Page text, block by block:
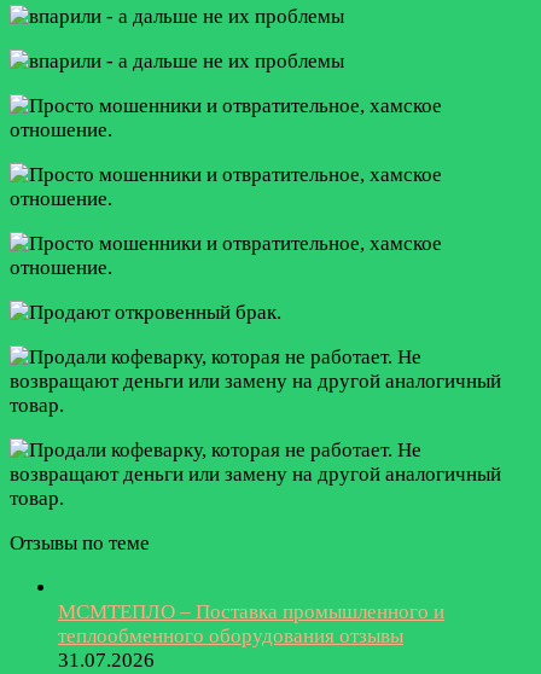
Отзывы по теме
МСМТЕПЛО – Поставка промышленного и
теплообменного оборудования отзывы
31.07.2026